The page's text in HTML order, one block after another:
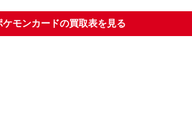
ケモンカードの買取表を見る